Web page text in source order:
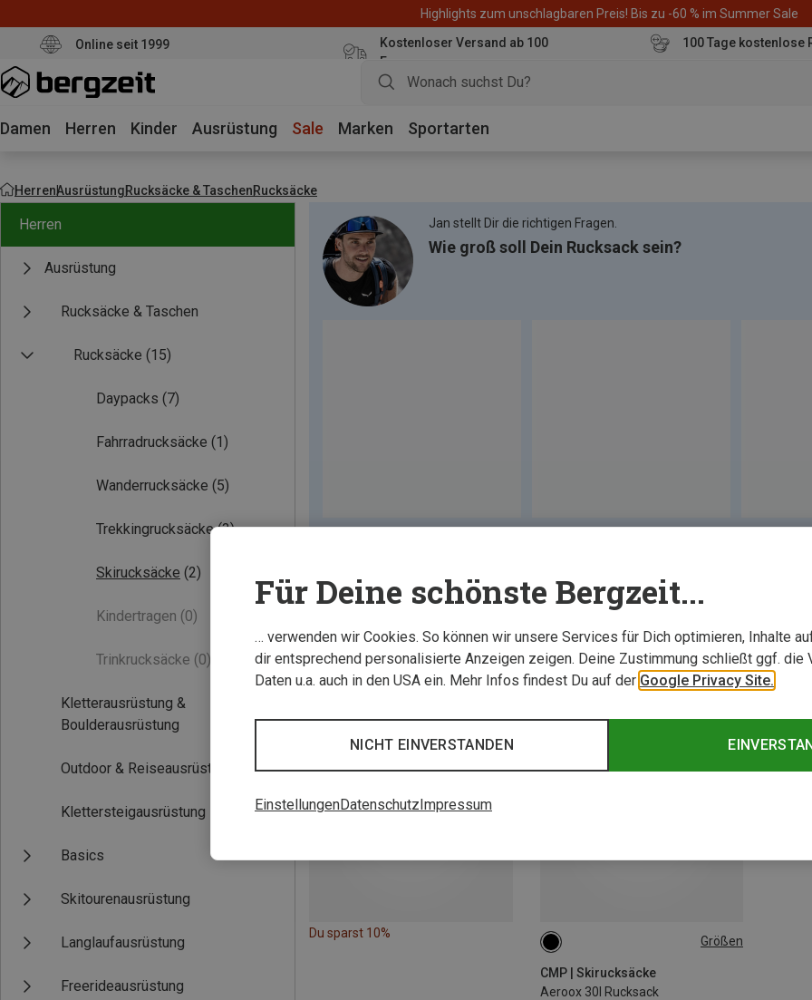
Highlights zum unschlagbaren Preis! Bis zu -60 % im Summer Sale
Online seit 1999
Kostenloser Versand ab 100
Euro
100 Tage kostenlose
Damen Herren Kinder Ausrüstung Sale Marken Sportarten
HerrenAusrüstungRucksäcke & TaschenRucksäcke
Herren
Ausrüstung
Rucksäcke & Taschen
Rucksäcke (15)
Daypacks (7)
Fahrradrucksäcke (1)
Wanderrucksäcke (5)
Trekkingrucksäcke (3)
Skirucksäcke (2)
Kindertragen (0)
Trinkrucksäcke (0)
Kletterausrüstung &
Boulderausrüstung
Outdoor & Reiseausrüstung
Klettersteigausrüstung
Basics
Skitourenausrüstung
Langlaufausrüstung
Freerideausrüstung
Jan stellt Dir die richtigen Fragen.
Wie groß soll Dein Rucksack sein?
Du sparst 10%
Größen
CMP | Skirucksäcke
Aeroox 30l Rucksack
30L
Für Deine schönste Bergzeit...
… verwenden wir Cookies. So können wir unsere Services für Dich optimieren, Inhalte
dir entsprechend personalisierte Anzeigen zeigen. Deine Zustimmung schließt ggf. die
Daten u.a. auch in den USA ein. Mehr Infos findest Du auf der Google Privacy Site.
NICHT EINVERSTANDEN
EinstellungenDatenschutzImpressum